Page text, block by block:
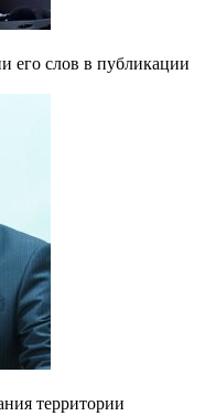
его слов в публикации
территории